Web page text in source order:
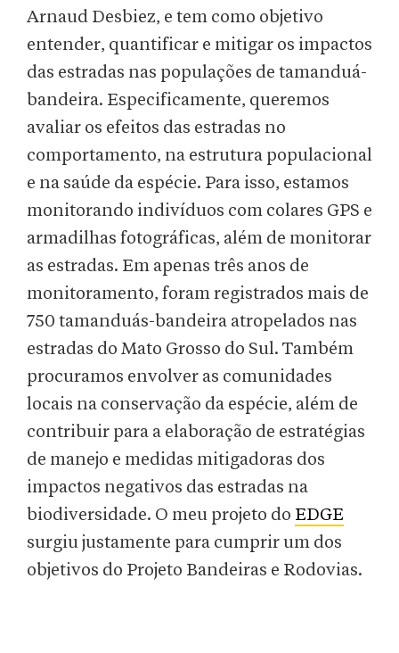
Arnaud Desbiez, e tem como objetivo
entender, quantificar e mitigar os impactos
das estradas nas populações de tamanduá-
bandeira. Especificamente, queremos
avaliar os efeitos das estradas no
comportamento, na estrutura populacional
e na saúde da espécie. Para isso, estamos
monitorando indivíduos com colares GPS e
armadilhas fotográficas, além de monitorar
as estradas. Em apenas três anos de
monitoramento, foram registrados mais de
750 tamanduás-bandeira atropelados nas
estradas do Mato Grosso do Sul. Também
procuramos envolver as comunidades
locais na conservação da espécie, além de
contribuir para a elaboração de estratégias
de manejo e medidas mitigadoras dos
impactos negativos das estradas na
biodiversidade. O meu projeto do EDGE
surgiu justamente para cumprir um dos
objetivos do Projeto Bandeiras e Rodovias.